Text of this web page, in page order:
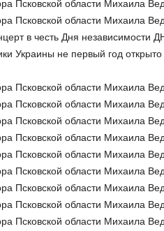
Псковской области Михаила
Псковской области Михаила
в честь Дня независимости
Украины не первый год открыто
Псковской области Михаила
Псковской области Михаила
Псковской области Михаила
Псковской области Михаила
Псковской области Михаила
Псковской области Михаила
Псковской области Михаила
Псковской области Михаила
Псковской области Михаила